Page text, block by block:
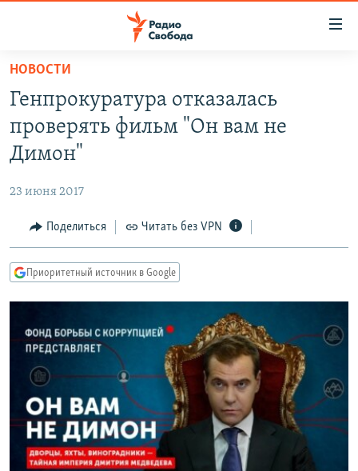
упрощенного
доступа
основному
Вернутся
Вернутся
ПОДКАСТЫ
АВТОРСКИЕ ПРОЕКТЫ
МНЕНИЯ
КУЛЬТУРА
КАВКАЗ.РЕАЛИИ
СИБИРЬ.РЕАЛИИ
РАСПИСАНИЕ ВЕЩАНИЯ
ПОДПИШИТЕСЬ НА РАССЫЛКУ
СОЦИАЛЬНЫЕ СЕТИ
НОВОСТИ
Генпрокуратура отказалась
проверять фильм "Он вам не
Димон"
23 июня 2017
Поделиться Читать без VPN
Приоритетный источник в Google